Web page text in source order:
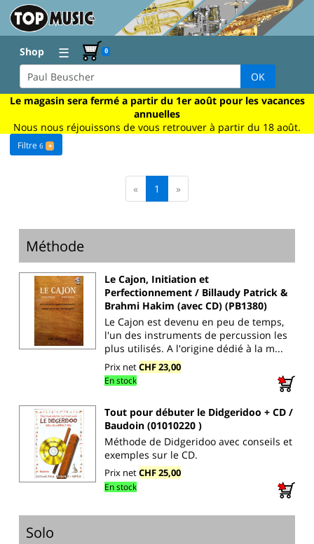
Shop ☰ 0
OK
Le magasin sera fermé a partir du 1er août pour les vacances
annuelles
Nous nous réjouissons de vous retrouver à partir du 18 août.
Filtre6 +
« 1 »
Méthode
Le Cajon, Initiation et
Perfectionnement / Billaudy Patrick &
Brahmi Hakim (avec CD) (PB1380)
Le Cajon est devenu en peu de temps,
l'un des instruments de percussion les
plus utilisés. A l'origine dédié à la m...
Prix netCHF 23,00
En stock
Tout pour débuter le Didgeridoo + CD /
Baudoin (01010220 )
Méthode de Didgeridoo avec conseils et
exemples sur le CD.
Prix netCHF 25,00
En stock
Solo